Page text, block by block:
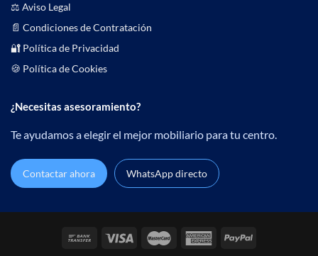
⚖️ Aviso Legal
📄 Condiciones de Contratación
🔐 Política de Privacidad
🍪 Política de Cookies
¿Necesitas asesoramiento?
Te ayudamos a elegir el mejor mobiliario para tu centro.
Contactar ahora WhatsApp directo